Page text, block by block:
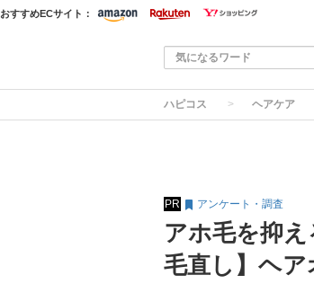
おすすめECサイト：
ハピコス ヘアケア
PR アンケート・調査
アホ毛を抑
毛直し】ヘ